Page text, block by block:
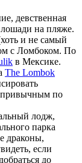
девственная
на пляже.
и не самый
с Ломбоком. По
в Мексике.
The Lombok
привычным по
лодж,
парка
драконы,
если
до